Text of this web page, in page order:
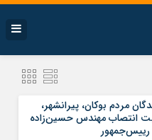
مردم بوکان، پیرانشهر،
انتصاب مهندس حسین‌زاده